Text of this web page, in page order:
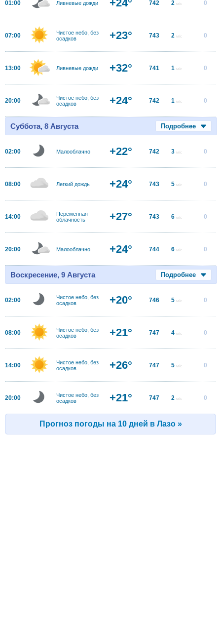
01:00 Ливневые дожди +24° 742 2 м/с 0
07:00
Чистое небо, без
осадков
+23° 743 2 м/с 0
13:00 Ливневые дожди +32° 741 1 м/с 0
20:00
Чистое небо, без
осадков
+24° 742 1 м/с 0
Суббота, 8 Августа Подробнее
02:00 Малооблачно +22° 742 3 м/с 0
08:00 Легкий дождь +24° 743 5 м/с 0
14:00
Переменная
облачность
+27° 743 6 м/с 0
20:00 Малооблачно +24° 744 6 м/с 0
Воскресение, 9 Августа Подробнее
02:00
Чистое небо, без
осадков
+20° 746 5 м/с 0
08:00
Чистое небо, без
осадков
+21° 747 4 м/с 0
14:00
Чистое небо, без
осадков
+26° 747 5 м/с 0
20:00
Чистое небо, без
осадков
+21° 747 2 м/с 0
Прогноз погоды на 10 дней в Лазо »